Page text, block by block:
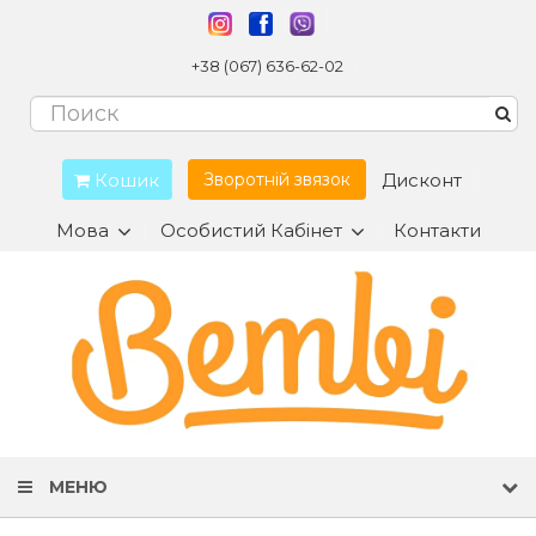
+38 (067) 636-62-02
Кошик Зворотній звязок Дисконт
Мова Особистий Кабінет Контакти
МЕНЮ